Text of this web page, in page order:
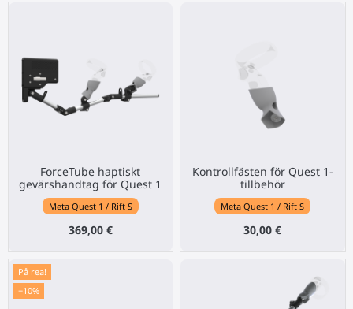
ForceTube haptiskt
gevärshandtag för Quest 1
Meta Quest 1 / Rift S
369,00 €
Kontrollfästen för Quest 1-
tillbehör
Meta Quest 1 / Rift S
30,00 €
På rea!
−10%